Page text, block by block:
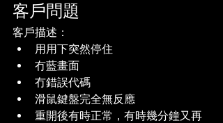
客戶問題
客戶描述：
用用下突然停住
冇藍畫面
冇錯誤代碼
滑鼠鍵盤完全無反應
重開後有時正常，有時幾分鐘又再